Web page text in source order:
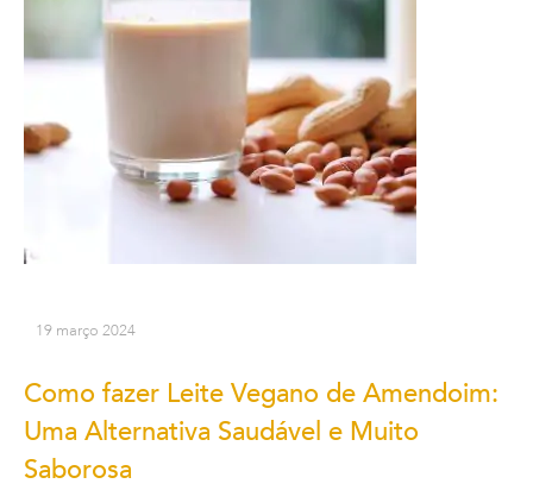
19 março 2024
Como fazer Leite Vegano de Amendoim:
Uma Alternativa Saudável e Muito
Saborosa